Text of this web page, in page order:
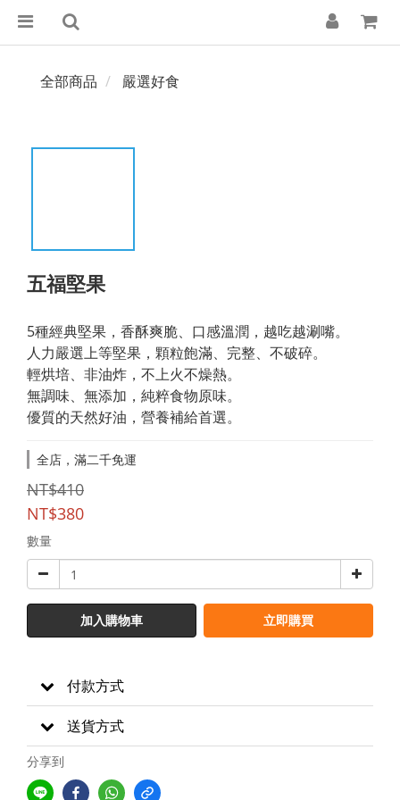
全部商品 嚴選好食
五福堅果
5種經典堅果，香酥爽脆、口感溫潤，越吃越涮嘴。
人力嚴選上等堅果，顆粒飽滿、完整、不破碎。
輕烘培、非油炸，不上火不燥熱。
無調味、無添加，純粹食物原味。
優質的天然好油，營養補給首選。
全店，滿二千免運
NT$410
NT$380
數量
加入購物車 立即購買
付款方式
送貨方式
分享到